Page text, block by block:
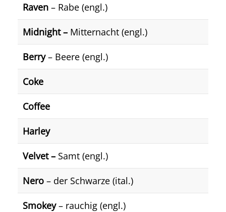
Raven – Rabe (engl.)
Midnight – Mitternacht (engl.)
Berry– Beere (engl.)
Coke
Coffee
Harley
Velvet – Samt (engl.)
Nero – der Schwarze (ital.)
Smokey– rauchig (engl.)